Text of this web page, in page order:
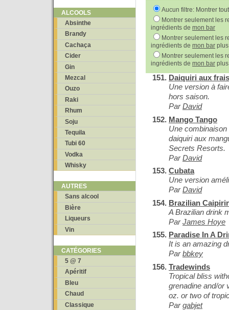
ALCOOLS
Absinthe
Brandy
Cachaça
Cider
Gin
Mezcal
Ouzo
Raki
Rhum
Soju
Tequila
Tubi 60
Vodka
Whisky
AUTRES
Sans alcool
Bière
Liqueurs
Vin
CATÉGORIES
5 @ 7
Apéritif
Bleu
Chaud
Classique
Aucun filtre: Montrer
Montrer seulement les
ingrédients de mon bar
Montrer seulement les
ingrédients de mon bar
Montrer seulement les
ingrédients de mon bar
Daiquiri aux
Une version à
hors saison.
ParDavid
Mango Tango
Une
daiquiri aux
Secrets Resorts.
ParDavid
Cubata
Une version
ParDavid
Brazilian
A Brazilian drink
ParJames Hoye
Paradise In A
It is an amazing
Parbbkey
Tradewinds
Tropical bliss
grenadine and/or
oz. or two of
Pargabjet